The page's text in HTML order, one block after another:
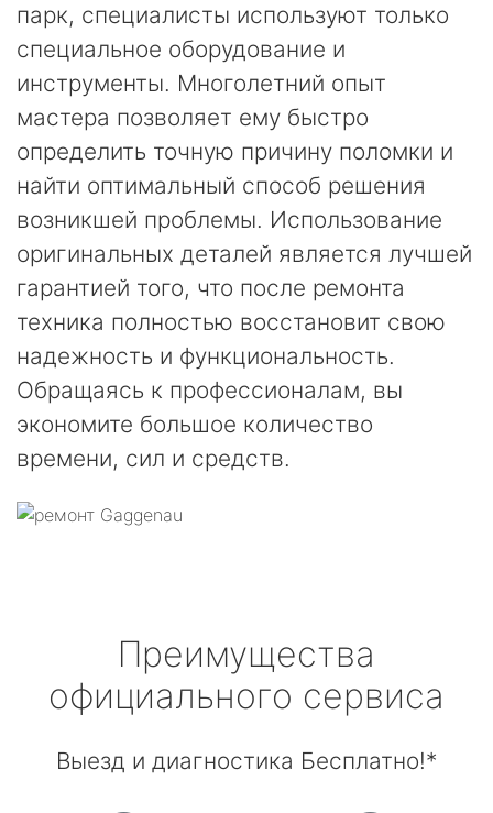
парк, специалисты используют только
специальное оборудование и
инструменты. Многолетний опыт
мастера позволяет ему быстро
определить точную причину поломки и
найти оптимальный способ решения
возникшей проблемы. Использование
оригинальных деталей является лучшей
гарантией того, что после ремонта
техника полностью восстановит свою
надежность и функциональность.
Обращаясь к профессионалам, вы
экономите большое количество
времени, сил и средств.
Преимущества
официального сервиса
Выезд и диагностика Бесплатно!*